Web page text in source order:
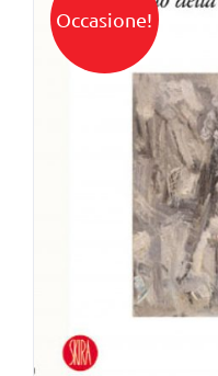
Occasione!